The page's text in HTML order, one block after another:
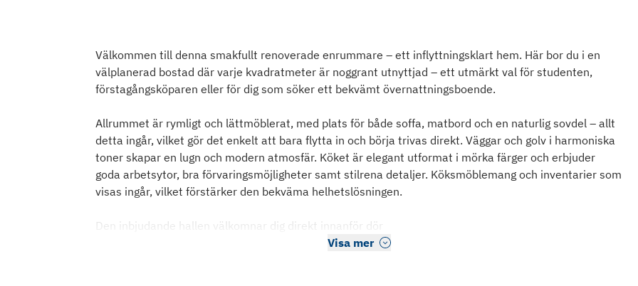
Välkommen till denna smakfullt renoverade enrummare – ett inflyttningsklart hem. Här bor du i en
välplanerad bostad där varje kvadratmeter är noggrant utnyttjad – ett utmärkt val för studenten,
förstagångsköparen eller för dig som söker ett bekvämt övernattningsboende.
Allrummet är rymligt och lättmöblerat, med plats för både soffa, matbord och en naturlig sovdel – allt
detta ingår, vilket gör det enkelt att bara flytta in och börja trivas direkt. Väggar och golv i harmoniska
toner skapar en lugn och modern atmosfär. Köket är elegant utformat i mörka färger och erbjuder
goda arbetsytor, bra förvaringsmöjligheter samt stilrena detaljer. Köksmöblemang och inventarier som
visas ingår, vilket förstärker den bekväma helhetslösningen.
Den inbjudande hallen välkomnar dig direkt innanför dör
Visa mer